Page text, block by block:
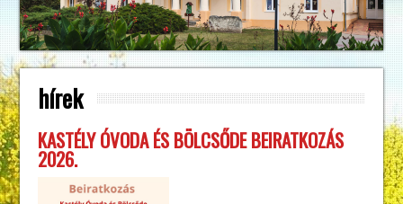
hírek
KASTÉLY ÓVODA ÉS BÖLCSŐDE BEIRATKOZÁS
2026.